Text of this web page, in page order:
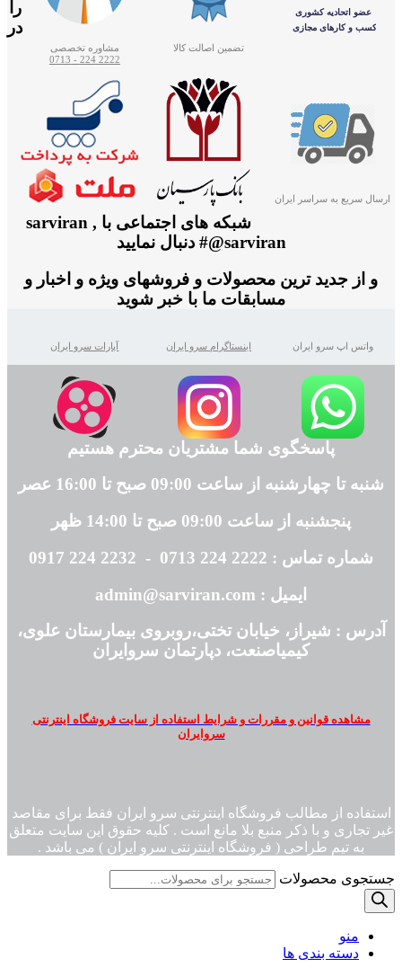
تضمین اصالت کالا
مشاوره تخصصی
2222 224 - 0713
ارسال سریع به سراسر ایران
را
در
شبکه های اجتماعی با sarviran ,
@sarviran# دنبال نمایید
و از جدید ترین محصولات و فروشهای ویژه و اخبار و
مسابقات ما با خبر شوید
واتس اپ سرو ایران اینستاگرام سرو ایران آپارات سرو ایران
پاسخگوی شما مشتریان محترم هستیم
شنبه تا چهارشنبه از ساعت 09:00 صبح تا 16:00 عصر
پنجشنبه از ساعت 09:00 صبح تا 14:00 ظهر
شماره تماس : 2222 224 0713 - 2232 224 0917
ایمیل : admin@sarviran.com
آدرس : شیراز، خیابان تختی،روبروی بیمارستان علوی،
کیمیاصنعت، دپارتمان سروایران
مشاهده قوانین و مقررات و شرایط استفاده از سایت فروشگاه اینترنتی
سروایران
استفاده از مطالب فروشگاه اینترنتی سرو ایران فقط برای مقاصد
غیر تجاری و با ذکر منبع بلا مانع است . کلیه حقوق این سایت متعلق
به تیم طراحی ( فروشگاه اینترنتی سرو ایران ) می باشد .
جستجوی محصولات
منو
دسته بندی ها